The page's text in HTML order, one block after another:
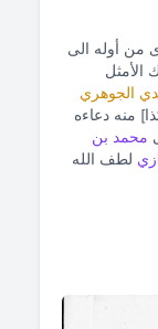
من أوله الى
الأمثل
الجوهري
منه دعاءه
محمد بن
لطف الله